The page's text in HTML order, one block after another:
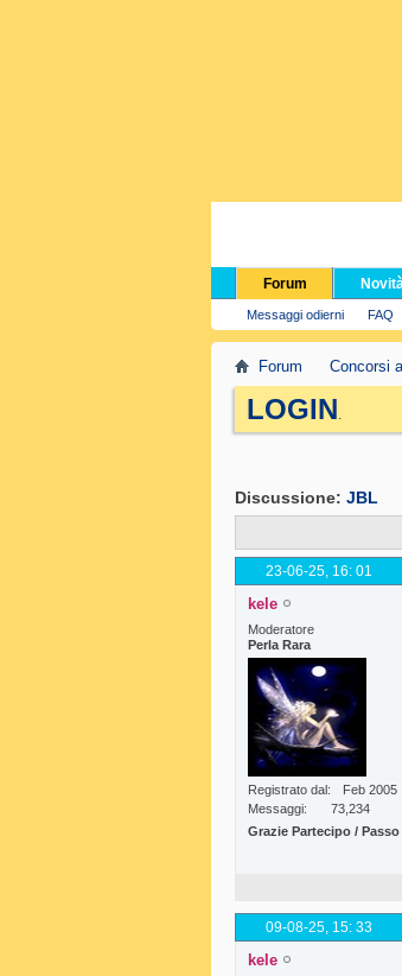
Forum
Messaggi odierni FAQ
Forum Concorsi
LOGIN.
Discussione: JBL
23-06-25, 16: 01
kele
Moderatore
Perla Rara
Registrato dal
Feb 2005
Messaggi
73,234
Grazie Partecipo / Passo
09-08-25, 15: 33
kele